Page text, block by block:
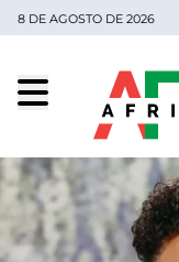
8 DE AGOSTO DE 2026